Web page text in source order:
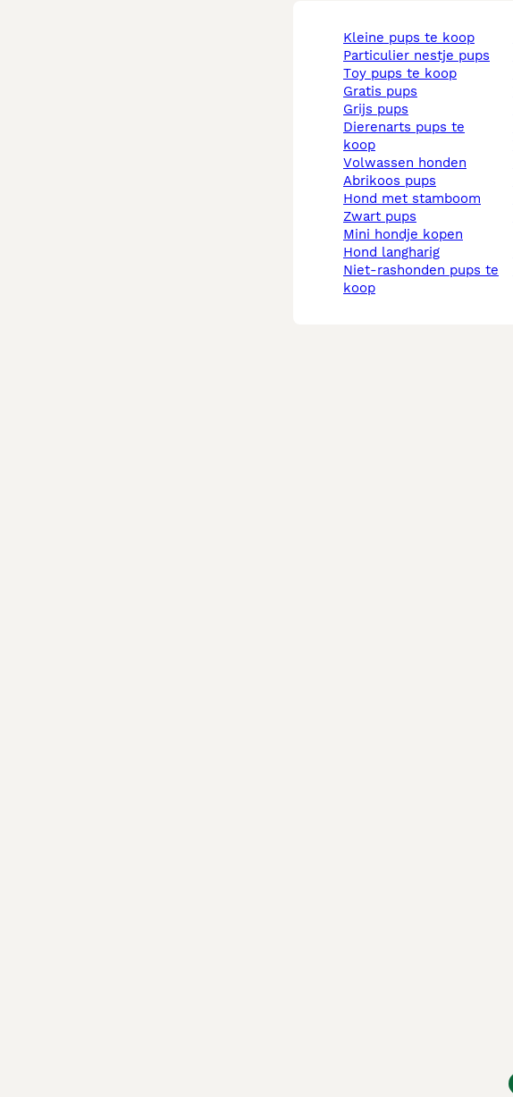
kleine pups te koop
particulier nestje pups
toy pups te koop
gratis pups
grijs pups
dierenarts pups te
koop
volwassen honden
abrikoos pups
hond met stamboom
zwart pups
mini hondje kopen
hond langharig
niet-rashonden pups te
koop